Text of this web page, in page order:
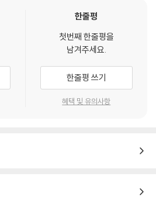
한줄평
첫번째 한줄평을
남겨주세요.
한줄평 쓰기
혜택 및 유의사항